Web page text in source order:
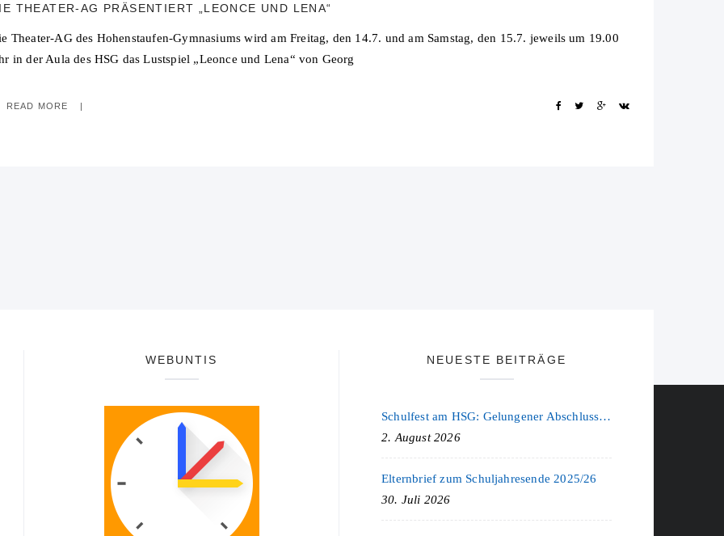
THEATER-AG PRÄSENTIERT „LEONCE UND LENA“
Theater-AG des Hohenstaufen-Gymnasiums wird am Freitag, den 14.7. und am Samstag, den 15.7. jeweils um 19.00
in der Aula des HSG das Lustspiel „Leonce und Lena“ von Georg
READ MORE
WEBUNTIS NEUESTE BEITRÄGE
Schulfest am HSG: Gelungener Abschluss eines ereignisreichen Schuljahres
2. August 2026
Elternbrief zum Schuljahresende 2025/26
30. Juli 2026